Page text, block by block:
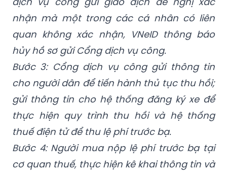
cá nhân liên quan xác nhận giao dịch.
Trường hợp quá 30 ngày kể từ khi Cổng
dịch vụ công gửi giao dịch đề nghị xác
nhận mà một trong các cá nhân có liên
quan không xác nhận, VNeID thông báo
hủy hồ sơ gửi Cổng dịch vụ công.
Bước 3: Cổng dịch vụ công gửi thông tin
cho người dân để tiến hành thủ tục thu hồi;
gửi thông tin cho hệ thống đăng ký xe để
thực hiện quy trình thu hồi và hệ thống
thuế điện tử để thu lệ phí trước bạ.